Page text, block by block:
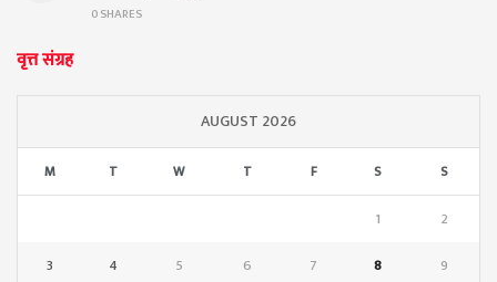
0 SHARES
वृत्त संग्रह
AUGUST 2026
M T W T F S S
1
2
3
4 5 6 7 8
9